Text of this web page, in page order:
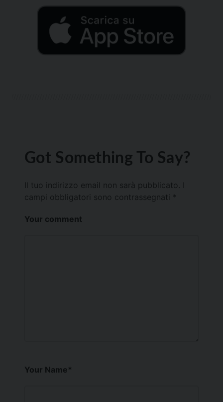
Got Something To Say?
Il tuo indirizzo email non sarà pubblicato.
campi obbligatori sono contrassegnati *
Your comment
Your Name*